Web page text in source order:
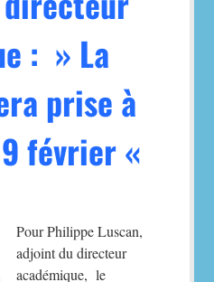
: » La
prise à
février «
Pour Philippe Luscan,
adjoint du directeur
académique, le